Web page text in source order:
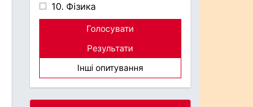
10. Фізика
Голосувати
Результати
Інші опитування